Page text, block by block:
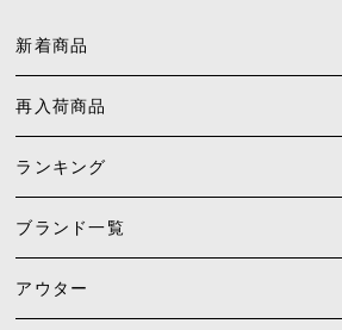
新着商品
再入荷商品
ランキング
ブランド一覧
アウター